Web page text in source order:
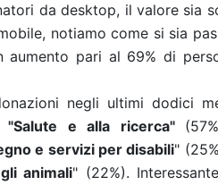
da desktop, il valore sia
notiamo come si sia
aumento pari al 69% di
negli ultimi dodici
"Salute e alla ricerca"
e servizi per disabili"
animali" (22%).